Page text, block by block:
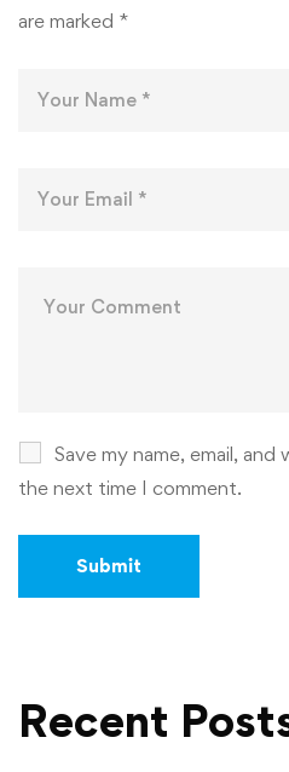
are marked *
Save my name, email,
the next time I comment.
Recent